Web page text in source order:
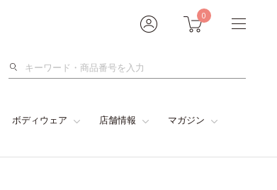
0
検
ボディウェア 店舗情報 マガジン